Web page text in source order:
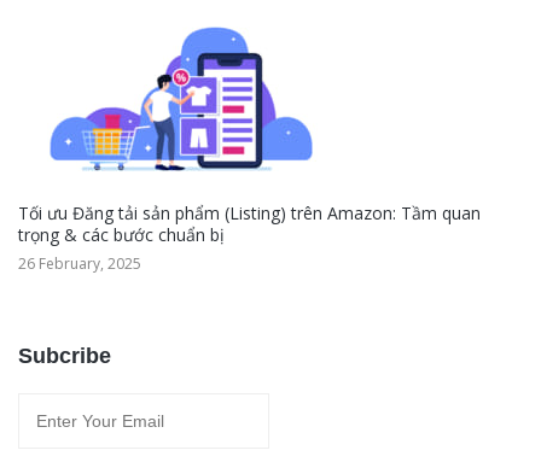
Tối ưu Đăng tải sản phẩm (Listing) trên Amazon: Tầm quan
trọng & các bước chuẩn bị
26 February, 2025
Subcribe